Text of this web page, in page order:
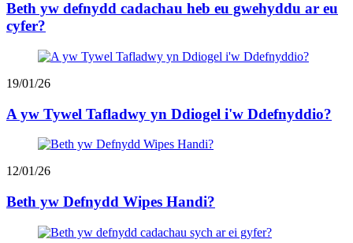
Beth yw defnydd cadachau heb eu gwehyddu ar eu
cyfer?
19/01/26
A yw Tywel Tafladwy yn Ddiogel i'w Ddefnyddio?
12/01/26
Beth yw Defnydd Wipes Handi?